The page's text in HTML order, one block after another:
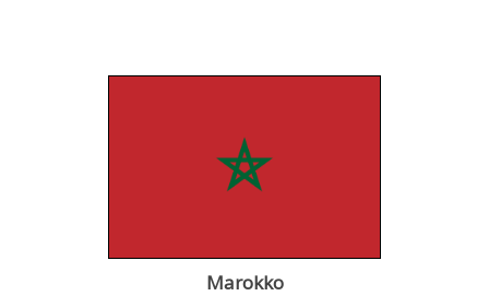
Marokko